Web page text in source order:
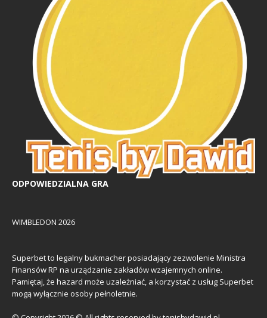
ODPOWIEDZIALNA GRA
WIMBLEDON 2026
Superbet to legalny bukmacher posiadający zezwolenie Ministra
Finansów RP na urządzanie zakładów wzajemnych online.
Pamiętaj, że hazard może uzależniać, a korzystać z usług Superbet
mogą wyłącznie osoby pełnoletnie.